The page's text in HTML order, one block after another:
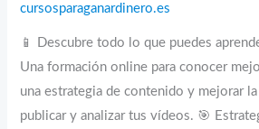
cursosparaganardinero.es
📱 Descubre todo lo que puedes
Una formación online para conocer
una estrategia de contenido y mejorar
publicar y analizar tus vídeos. 🎯